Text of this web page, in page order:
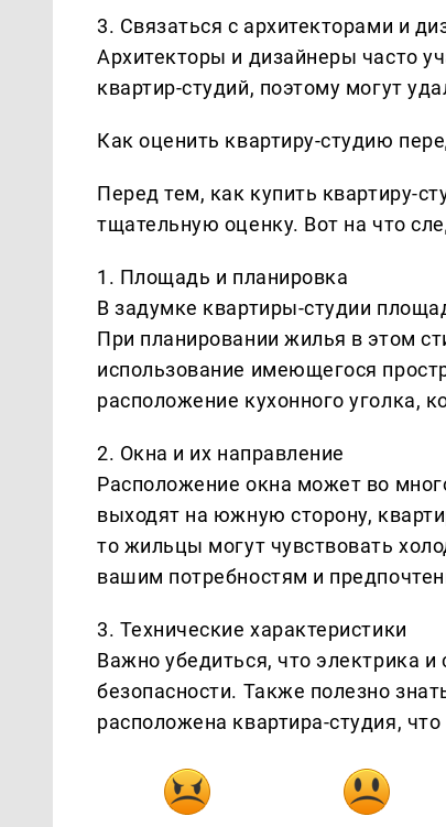
3. Связаться с архитекторами и
Архитекторы и дизайнеры часто
квартир-студий, поэтому могут
Как оценить квартиру-студию
Перед тем, как купить квартиру-
тщательную оценку. Вот на что
1. Площадь и планировка
В задумке квартиры-студии
При планировании жилья в этом
использование имеющегося
расположение кухонного уголка,
2. Окна и их направление
Расположение окна может во
выходят на южную сторону,
то жильцы могут чувствовать
вашим потребностям и
3. Технические характеристики
Важно убедиться, что электрика
безопасности. Также полезно
расположена квартира-студия,